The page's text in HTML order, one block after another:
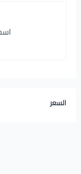
السعر